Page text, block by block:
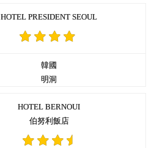
HOTEL PRESIDENT SEOUL
韓國
明洞
HOTEL BERNOUI
伯努利飯店